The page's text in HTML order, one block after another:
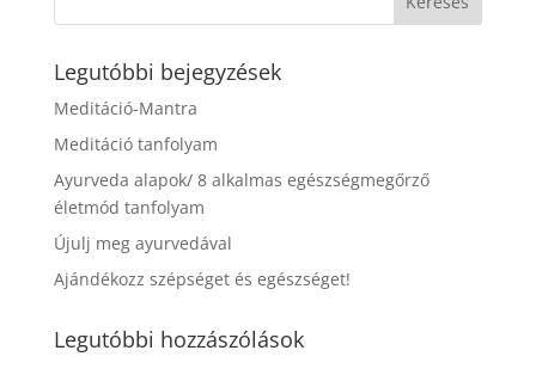
Legutóbbi bejegyzések
Meditáció-Mantra
Meditáció tanfolyam
Ayurveda alapok/ 8 alkalmas egészségmegőrző
életmód tanfolyam
Újulj meg ayurvedával
Ajándékozz szépséget és egészséget!
Legutóbbi hozzászólások